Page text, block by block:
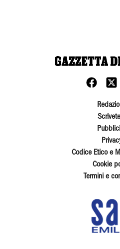
Codice Etico e
Cookie
Termini e